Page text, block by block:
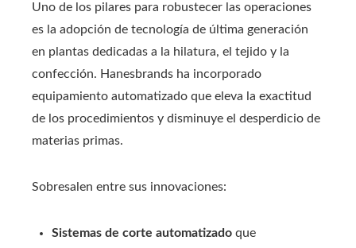
Uno de los pilares para robustecer las operaciones
es la adopción de tecnología de última generación
en plantas dedicadas a la hilatura, el tejido y la
confección. Hanesbrands ha incorporado
equipamiento automatizado que eleva la exactitud
de los procedimientos y disminuye el desperdicio de
materias primas.
Sobresalen entre sus innovaciones:
Sistemas de corte automatizado que